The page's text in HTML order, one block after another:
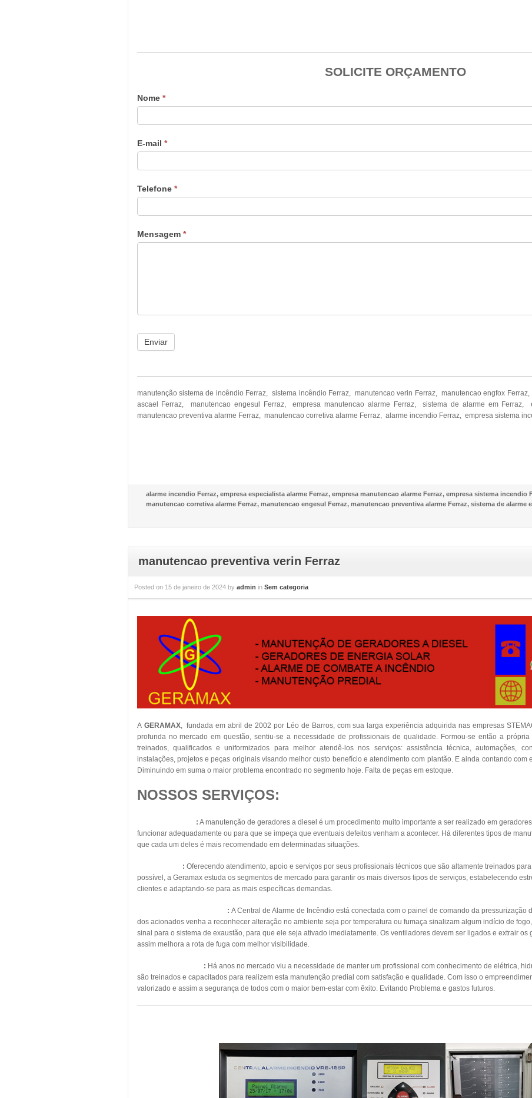
SOLICITE ORÇAMENTO
Nome *
E-mail *
Telefone *
Mensagem *
Enviar
manutenção sistema de incêndio Ferraz, sistema incêndio Ferraz, manutencao verin Ferraz, manutencao engfox
ascael Ferraz, manutencao engesul Ferraz, empresa manutencao alarme Ferraz, sistema de alarme em Ferraz,
manutencao preventiva alarme Ferraz, manutencao corretiva alarme Ferraz, alarme incendio Ferraz, empresa sistema
alarme incendio Ferraz, empresa especialista alarme Ferraz, empresa manutencao alarme Ferraz, empresa sistema incendio
manutencao corretiva alarme Ferraz, manutencao engesul Ferraz, manutencao preventiva alarme Ferraz, sistema de alarme
manutencao preventiva verin Ferraz
Posted on 15 de janeiro de 2024 by admin in Sem categoria
A GERAMAX, fundada em abril de 2002 por Léo de Barros, com sua larga experiência adquirida nas empresas
profunda no mercado em questão, sentiu-se a necessidade de profissionais de qualidade. Formou-se então a
treinados, qualificados e uniformizados para melhor atendê-los nos serviços: assistência técnica, automações,
instalações, projetos e peças originais visando melhor custo benefício e atendimento com plantão. E ainda contando com
Diminuindo em suma o maior problema encontrado no segmento hoje. Falta de peças em estoque.
NOSSOS SERVIÇOS:
: A manutenção de geradores a diesel é um procedimento muito importante a ser realizado em
funcionar adequadamente ou para que se impeça que eventuais defeitos venham a acontecer. Há diferentes tipos de
que cada um deles é mais recomendado em determinadas situações.
: Oferecendo atendimento, apoio e serviços por seus profissionais técnicos que são altamente treinados
possível, a Geramax estuda os segmentos de mercado para garantir os mais diversos tipos de serviços, estabelecendo
clientes e adaptando-se para as mais específicas demandas.
: A Central de Alarme de Incêndio está conectada com o painel de comando da pressurização
dos acionados venha a reconhecer alteração no ambiente seja por temperatura ou fumaça sinalizam algum indício de
sinal para o sistema de exaustão, para que ele seja ativado imediatamente. Os ventiladores devem ser ligados e extrair os
assim melhora a rota de fuga com melhor visibilidade.
: Há anos no mercado viu a necessidade de manter um profissional com conhecimento de elétrica,
são treinados e capacitados para realizem esta manutenção predial com satisfação e qualidade. Com isso o
valorizado e assim a segurança de todos com o maior bem-estar com êxito. Evitando Problema e gastos futuros.